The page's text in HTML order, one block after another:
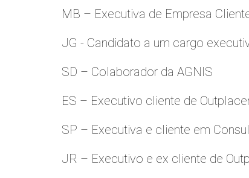
MB – Executiva de Empresa
JG - Candidato a um cargo
SD – Colaborador da AGNIS
ES – Executivo cliente de
SP – Executiva e cliente em
JR – Executivo e ex cliente de